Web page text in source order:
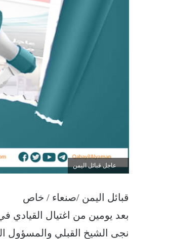
عاجل قبائل اليمن
قبائل اليمن /صنعاء / خاص
بعد يومين من اغتيال القيادي
نجى الشيخ القبلي والمسؤول